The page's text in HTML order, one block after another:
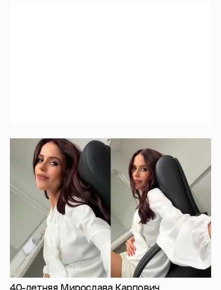
40-летняя Мирослава Карпович
подогрела слухи о беременности новыми
фото
7